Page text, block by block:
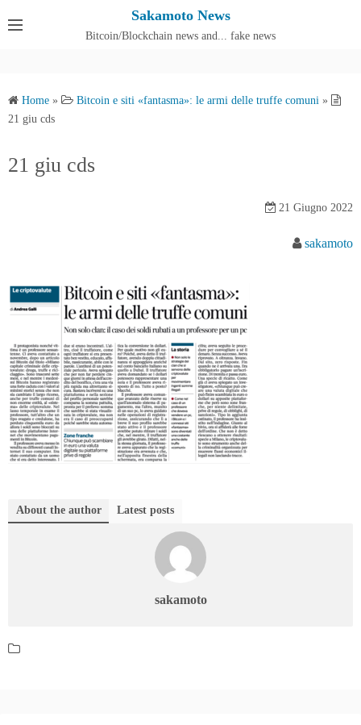
Sakamoto News
Bitcoin/Blockchain news and... fake news
Home » Bitcoin e siti «fantasma»: le armi delle truffe comuni »
21 giu cds
21 giu cds
21 Giugno 2022
sakamoto
About the author Latest posts
sakamoto